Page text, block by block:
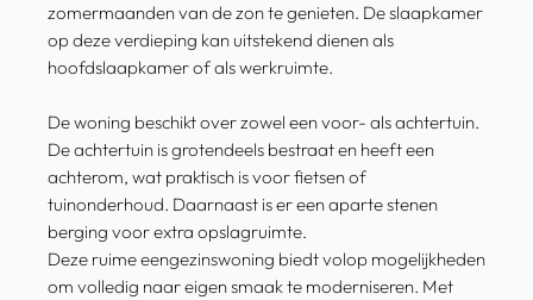
zomermaanden van de zon te genieten. De slaapkamer
op deze verdieping kan uitstekend dienen als
hoofdslaapkamer of als werkruimte.
De woning beschikt over zowel een voor- als achtertuin.
De achtertuin is grotendeels bestraat en heeft een
achterom, wat praktisch is voor fietsen of
tuinonderhoud. Daarnaast is er een aparte stenen
berging voor extra opslagruimte.
Deze ruime eengezinswoning biedt volop mogelijkheden
om volledig naar eigen smaak te moderniseren. Met